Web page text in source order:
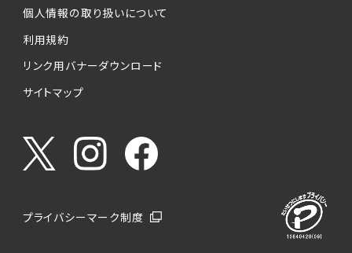
個人情報の取り扱いについて
利用規約
リンク用バナーダウンロード
サイトマップ
プライバシーマーク制度